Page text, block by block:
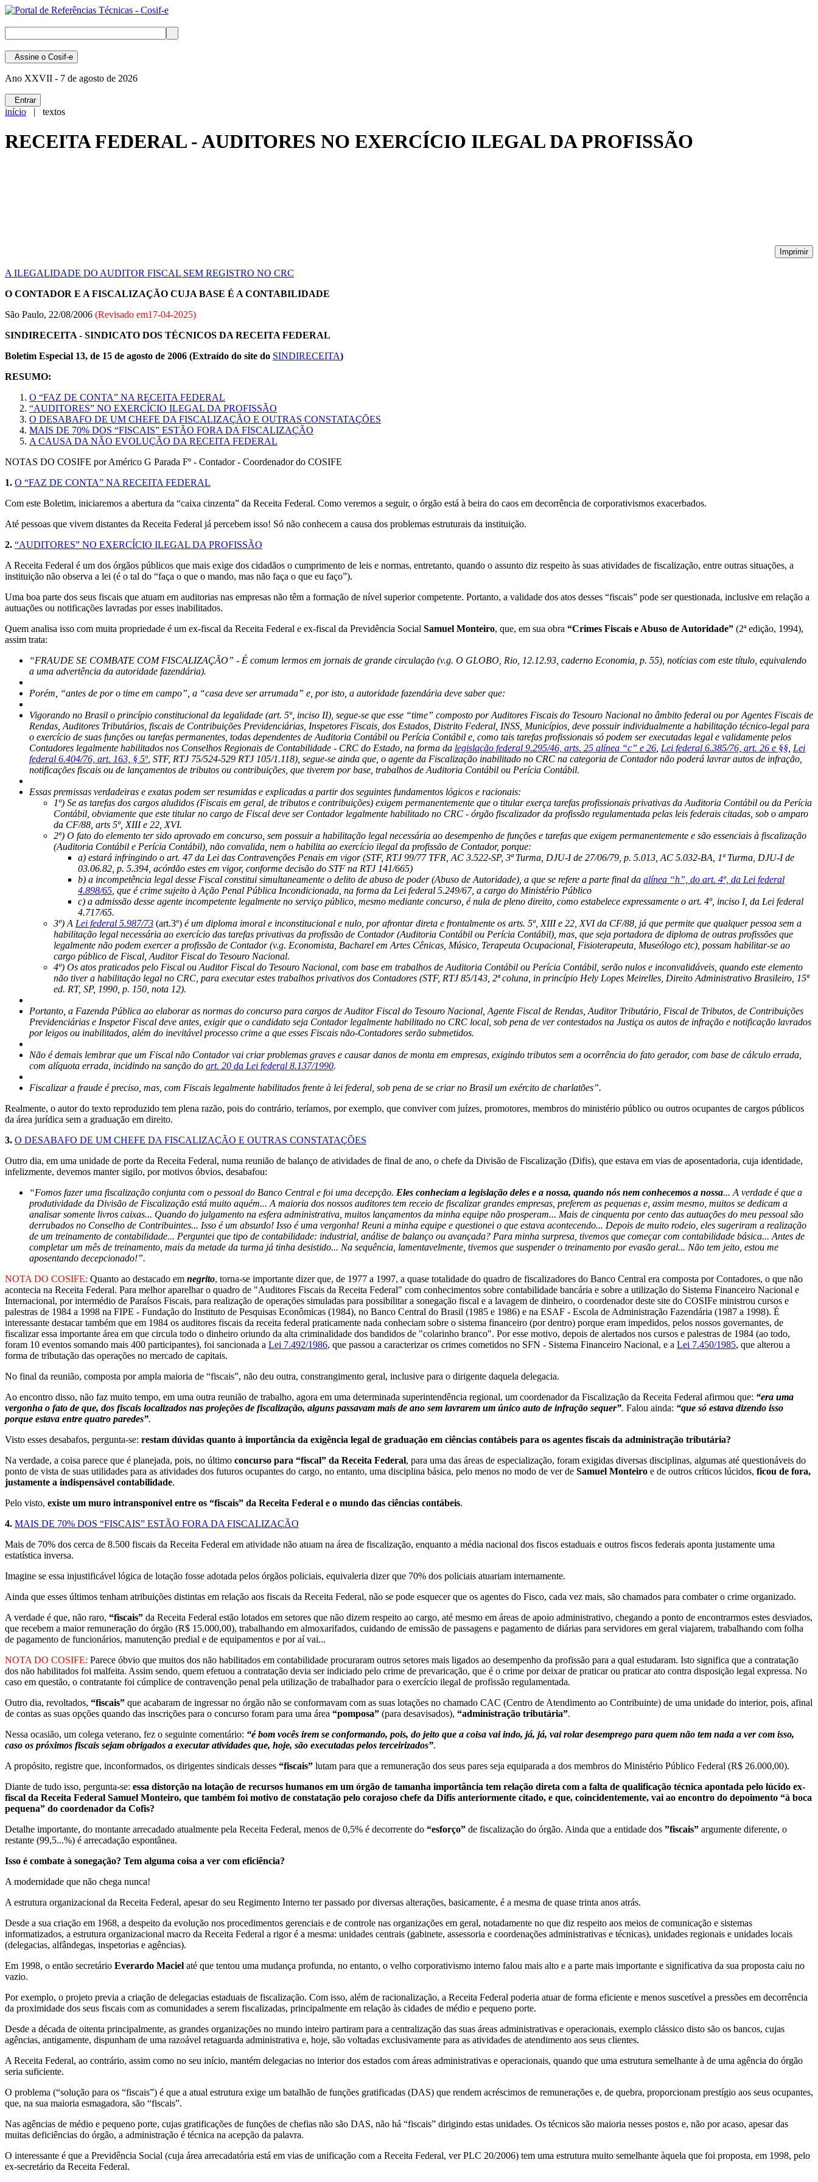
Assine o Cosif-e
Ano XXVII - 7 de agosto de 2026
Entrar
início | textos
RECEITA FEDERAL - AUDITORES NO EXERCÍCIO ILEGAL DA PROFISSÃO
Imprimir
A ILEGALIDADE DO AUDITOR FISCAL SEM REGISTRO NO CRC
O CONTADOR E A FISCALIZAÇÃO CUJA BASE É A CONTABILIDADE
São Paulo, 22/08/2006 (Revisado em17-04-2025)
SINDIRECEITA - SINDICATO DOS TÉCNICOS DA RECEITA FEDERAL
Boletim Especial 13, de 15 de agosto de 2006 (Extraído do site do SINDIRECEITA)
RESUMO:
O “FAZ DE CONTA” NA RECEITA FEDERAL
“AUDITORES” NO EXERCÍCIO ILEGAL DA PROFISSÃO
O DESABAFO DE UM CHEFE DA FISCALIZAÇÃO E OUTRAS CONSTATAÇÕES
MAIS DE 70% DOS “FISCAIS” ESTÃO FORA DA FISCALIZAÇÃO
A CAUSA DA NÃO EVOLUÇÃO DA RECEITA FEDERAL
NOTAS DO COSIFE por Américo G Parada Fº - Contador - Coordenador do COSIFE
1. O “FAZ DE CONTA” NA RECEITA FEDERAL
Com este Boletim, iniciaremos a abertura da “caixa cinzenta” da Receita Federal. Como veremos a seguir, o órgão está à beira do caos em decorrência de corporativismos exacerbados.
Até pessoas que vivem distantes da Receita Federal já percebem isso! Só não conhecem a causa dos problemas estruturais da instituição.
2. “AUDITORES” NO EXERCÍCIO ILEGAL DA PROFISSÃO
A Receita Federal é um dos órgãos públicos que mais exige dos cidadãos o cumprimento de leis e normas, entretanto, quando o assunto diz respeito às suas atividades de fiscalização, entre outras situações, a
instituição não observa a lei (é o tal do “faça o que o mando, mas não faça o que eu faço”).
Uma boa parte dos seus fiscais que atuam em auditorias nas empresas não têm a formação de nível superior competente. Portanto, a validade dos atos desses “fiscais” pode ser questionada, inclusive em relação a
autuações ou notificações lavradas por esses inabilitados.
Quem analisa isso com muita propriedade é um ex-fiscal da Receita Federal e ex-fiscal da Previdência Social Samuel Monteiro, que, em sua obra “Crimes Fiscais e Abuso de Autoridade” (2ª edição, 1994),
assim trata:
“FRAUDE SE COMBATE COM FISCALIZAÇÃO” - É comum lermos em jornais de grande circulação (v.g. O GLOBO, Rio, 12.12.93, caderno Economia, p. 55), notícias com este título, equivalendo
a uma advertência da autoridade fazendária).
Porém, “antes de por o time em campo”, a “casa deve ser arrumada” e, por isto, a autoridade fazendária deve saber que:
Vigorando no Brasil o princípio constitucional da legalidade (art. 5º, inciso II), segue-se que esse “time” composto por Auditores Fiscais do Tesouro Nacional no âmbito federal ou por Agentes Fiscais de
Rendas, Auditores Tributários, fiscais de Contribuições Previdenciárias, Inspetores Fiscais, dos Estados, Distrito Federal, INSS, Municípios, deve possuir individualmente a habilitação técnico-legal para
o exercício de suas funções ou tarefas permanentes, todas dependentes de Auditoria Contábil ou Perícia Contábil e, como tais tarefas profissionais só podem ser executadas legal e validamente pelos
Contadores legalmente habilitados nos Conselhos Regionais de Contabilidade - CRC do Estado, na forma da legislação federal 9.295/46, arts. 25 alínea “c” e 26 Lei federal 6.385/76, art. 26 e §§ Lei
federal 6.404/76, art. 163, § 5º, STF, RTJ 75/524-529 RTJ 105/1.118), segue-se ainda que, o agente da Fiscalização inabilitado no CRC na categoria de Contador não poderá lavrar autos de infração,
notificações fiscais ou de lançamentos de tributos ou contribuições, que tiverem por base, trabalhos de Auditoria Contábil ou Perícia Contábil.
Essas premissas verdadeiras e exatas podem ser resumidas e explicadas a partir dos seguintes fundamentos lógicos e racionais:
1º) Se as tarefas dos cargos aludidos (Fiscais em geral, de tributos e contribuições) exigem permanentemente que o titular exerça tarefas profissionais privativas da Auditoria Contábil ou da Perícia
Contábil, obviamente que este titular no cargo de Fiscal deve ser Contador legalmente habilitado no CRC - órgão fiscalizador da profissão regulamentada pelas leis federais citadas, sob o amparo
da CF/88, arts 5º, XIII e 22, XVI.
2º) O fato do elemento ter sido aprovado em concurso, sem possuir a habilitação legal necessária ao desempenho de funções e tarefas que exigem permanentemente e são essenciais à fiscalização
(Auditoria Contábil e Perícia Contábil), não convalida, nem o habilita ao exercício ilegal da profissão de Contador, porque:
a) estará infringindo o art. 47 da Lei das Contravenções Penais em vigor (STF, RTJ 99/77 TFR, AC 3.522-SP, 3ª Turma, DJU-I de 27/06/79, p. 5.013, AC 5.032-BA, 1ª Turma, DJU-I de
03.06.82, p. 5.394, acórdão estes em vigor, conforme decisão do STF na RTJ 141/665)
b) a incompetência legal desse Fiscal constitui simultaneamente o delito de abuso de poder (Abuso de Autoridade), a que se refere a parte final da alínea “h”, do art. 4º, da Lei federal
4.898/65 , que é crime sujeito à Ação Penal Pública Incondicionada, na forma da Lei federal 5.249/67, a cargo do Ministério Público
c) a admissão desse agente incompetente legalmente no serviço público, mesmo mediante concurso, é nula de pleno direito, como estabelece expressamente o art. 4º, inciso I, da Lei federal
4.717/65.
3º) A Lei federal 5.987/73 (art.3º) é um diploma imoral e inconstitucional e nulo, por afrontar direta e frontalmente os arts. 5º, XIII e 22, XVI da CF/88, já que permite que qualquer pessoa sem a
habilitação legal necessária ao exercício das tarefas privativas da profissão de Contador (Auditoria Contábil ou Perícia Contábil), mas, que seja portadora de diploma de outras profissões que
legalmente não podem exercer a profissão de Contador (v.g. Economista, Bacharel em Artes Cênicas, Músico, Terapeuta Ocupacional, Fisioterapeuta, Museólogo etc), possam habilitar-se ao
cargo público de Fiscal, Auditor Fiscal do Tesouro Nacional.
4º) Os atos praticados pelo Fiscal ou Auditor Fiscal do Tesouro Nacional, com base em trabalhos de Auditoria Contábil ou Perícia Contábil, serão nulos e inconvalidáveis, quando este elemento
não tiver a habilitação legal no CRC, para executar estes trabalhos privativos dos Contadores (STF, RTJ 85/143, 2ª coluna, in princípio Hely Lopes Meirelles, Direito Administrativo Brasileiro, 15ª
ed. RT, SP, 1990, p. 150, nota 12).
Portanto, a Fazenda Pública ao elaborar as normas do concurso para cargos de Auditor Fiscal do Tesouro Nacional, Agente Fiscal de Rendas, Auditor Tributário, Fiscal de Tributos, de Contribuições
Previdenciárias e Inspetor Fiscal deve antes, exigir que o candidato seja Contador legalmente habilitado no CRC local, sob pena de ver contestados na Justiça os autos de infração e notificação lavrados
por leigos ou inabilitados, além do inevitável processo crime a que esses Fiscais não-Contadores serão submetidos.
Não é demais lembrar que um Fiscal não Contador vai criar problemas graves e causar danos de monta em empresas, exigindo tributos sem a ocorrência do fato gerador, com base de cálculo errada,
com alíquota errada, incidindo na sanção do art. 20 da Lei federal 8.137/1990.
Fiscalizar a fraude é preciso, mas, com Fiscais legalmente habilitados frente à lei federal, sob pena de se criar no Brasil um exército de charlatões”.
Realmente, o autor do texto reproduzido tem plena razão, pois do contrário, teríamos, por exemplo, que conviver com juízes, promotores, membros do ministério público ou outros ocupantes de cargos públicos
da área jurídica sem a graduação em direito.
3. O DESABAFO DE UM CHEFE DA FISCALIZAÇÃO E OUTRAS CONSTATAÇÕES
Outro dia, em uma unidade de porte da Receita Federal, numa reunião de balanço de atividades de final de ano, o chefe da Divisão de Fiscalização (Difis), que estava em vias de aposentadoria, cuja identidade,
infelizmente, devemos manter sigilo, por motivos óbvios, desabafou:
“Fomos fazer uma fiscalização conjunta com o pessoal do Banco Central e foi uma decepção. Eles conheciam a legislação deles e a nossa, quando nós nem conhecemos a nossa... A verdade é que a
produtividade da Divisão de Fiscalização está muito aquém... A maioria dos nossos auditores tem receio de fiscalizar grandes empresas, preferem as pequenas e, assim mesmo, muitos se dedicam a
analisar somente livros caixas... Quando do julgamento na esfera administrativa, muitos lançamentos da minha equipe não prosperam... Mais de cinquenta por cento das autuações do meu pessoal são
derrubados no Conselho de Contribuintes... Isso é um absurdo! Isso é uma vergonha! Reuni a minha equipe e questionei o que estava acontecendo... Depois de muito rodeio, eles sugeriram a realização
de um treinamento de contabilidade... Perguntei que tipo de contabilidade: industrial, análise de balanço ou avançada? Para minha surpresa, tivemos que começar com contabilidade básica... Antes de
completar um mês de treinamento, mais da metade da turma já tinha desistido... Na sequência, lamentavelmente, tivemos que suspender o treinamento por evasão geral... Não tem jeito, estou me
aposentando decepcionado!”.
NOTA DO COSIFE: Quanto ao destacado em negrito, torna-se importante dizer que, de 1977 a 1997, a quase totalidade do quadro de fiscalizadores do Banco Central era composta por Contadores, o que não
acontecia na Receita Federal. Para melhor aparelhar o quadro de "Auditores Fiscais da Receita Federal" com conhecimentos sobre contabilidade bancária e sobre a utilização do Sistema Financeiro Nacional e
Internacional, por intermédio de Paraísos Fiscais, para realização de operações simuladas para possibilitar a sonegação fiscal e a lavagem de dinheiro, o coordenador deste site do COSIFe ministrou cursos e
palestras de 1984 a 1998 na FIPE - Fundação do Instituto de Pesquisas Econômicas (1984), no Banco Central do Brasil (1985 e 1986) e na ESAF - Escola de Administração Fazendária (1987 a 1998). É
interessante destacar também que em 1984 os auditores fiscais da receita federal praticamente nada conheciam sobre o sistema financeiro (por dentro) porque eram impedidos, pelos nossos governantes, de
fiscalizar essa importante área em que circula todo o dinheiro oriundo da alta criminalidade dos bandidos de "colarinho branco". Por esse motivo, depois de alertados nos cursos e palestras de 1984 (ao todo,
foram 10 eventos somando mais 400 participantes), foi sancionada a Lei 7.492/1986, que passou a caracterizar os crimes cometidos no SFN - Sistema Financeiro Nacional, e a Lei 7.450/1985, que alterou a
forma de tributação das operações no mercado de capitais.
No final da reunião, composta por ampla maioria de “fiscais”, não deu outra, constrangimento geral, inclusive para o dirigente daquela delegacia.
Ao encontro disso, não faz muito tempo, em uma outra reunião de trabalho, agora em uma determinada superintendência regional, um coordenador da Fiscalização da Receita Federal afirmou que: “era uma
vergonha o fato de que, dos fiscais localizados nas projeções de fiscalização, alguns passavam mais de ano sem lavrarem um único auto de infração sequer”. Falou ainda: “que só estava dizendo isso
porque estava entre quatro paredes”.
Visto esses desabafos, pergunta-se: restam dúvidas quanto à importância da exigência legal de graduação em ciências contábeis para os agentes fiscais da administração tributária?
Na verdade, a coisa parece que é planejada, pois, no último concurso para “fiscal” da Receita Federal, para uma das áreas de especialização, foram exigidas diversas disciplinas, algumas até questionáveis do
ponto de vista de suas utilidades para as atividades dos futuros ocupantes do cargo, no entanto, uma disciplina básica, pelo menos no modo de ver de Samuel Monteiro e de outros críticos lúcidos, ficou de fora,
justamente a indispensável contabilidade.
Pelo visto, existe um muro intransponível entre os “fiscais” da Receita Federal e o mundo das ciências contábeis.
4. MAIS DE 70% DOS “FISCAIS” ESTÃO FORA DA FISCALIZAÇÃO
Mais de 70% dos cerca de 8.500 fiscais da Receita Federal em atividade não atuam na área de fiscalização, enquanto a média nacional dos fiscos estaduais e outros fiscos federais aponta justamente uma
estatística inversa.
Imagine se essa injustificável lógica de lotação fosse adotada pelos órgãos policiais, equivaleria dizer que 70% dos policiais atuariam internamente.
Ainda que esses últimos tenham atribuições distintas em relação aos fiscais da Receita Federal, não se pode esquecer que os agentes do Fisco, cada vez mais, são chamados para combater o crime organizado.
A verdade é que, não raro, “fiscais” da Receita Federal estão lotados em setores que não dizem respeito ao cargo, até mesmo em áreas de apoio administrativo, chegando a ponto de encontrarmos estes desviados,
que recebem a maior remuneração do órgão (R$ 15.000,00), trabalhando em almoxarifados, cuidando de emissão de passagens e pagamento de diárias para servidores em geral viajarem, trabalhando com folha
de pagamento de funcionários, manutenção predial e de equipamentos e por aí vai...
NOTA DO COSIFE: Parece óbvio que muitos dos não habilitados em contabilidade procuraram outros setores mais ligados ao desempenho da profissão para a qual estudaram. Isto significa que a contratação
dos não habilitados foi malfeita. Assim sendo, quem efetuou a contratação devia ser indiciado pelo crime de prevaricação, que é o crime por deixar de praticar ou praticar ato contra disposição legal expressa. No
caso em questão, o contratante foi cúmplice de contravenção penal pela utilização de trabalhador para o exercício ilegal de profissão regulamentada.
Outro dia, revoltados, “fiscais” que acabaram de ingressar no órgão não se conformavam com as suas lotações no chamado CAC (Centro de Atendimento ao Contribuinte) de uma unidade do interior, pois, afinal
de contas as suas opções quando das inscrições para o concurso foram para uma área “pomposa” (para desavisados), “administração tributária”.
Nessa ocasião, um colega veterano, fez o seguinte comentário: “é bom vocês irem se conformando, pois, do jeito que a coisa vai indo, já, já, vai rolar desemprego para quem não tem nada a ver com isso,
caso os próximos fiscais sejam obrigados a executar atividades que, hoje, são executadas pelos terceirizados”.
A propósito, registre que, inconformados, os dirigentes sindicais desses “fiscais” lutam para que a remuneração dos seus pares seja equiparada a dos membros do Ministério Público Federal (R$ 26.000,00).
Diante de tudo isso, pergunta-se: essa distorção na lotação de recursos humanos em um órgão de tamanha importância tem relação direta com a falta de qualificação técnica apontada pelo lúcido ex-
fiscal da Receita Federal Samuel Monteiro, que também foi motivo de constatação pelo corajoso chefe da Difis anteriormente citado, e que, coincidentemente, vai ao encontro do depoimento “à boca
pequena” do coordenador da Cofis?
Detalhe importante, do montante arrecadado atualmente pela Receita Federal, menos de 0,5% é decorrente do “esforço” de fiscalização do órgão. Ainda que a entidade dos ”fiscais” argumente diferente, o
restante (99,5...%) é arrecadação espontânea.
Isso é combate à sonegação? Tem alguma coisa a ver com eficiência?
A modernidade que não chega nunca!
A estrutura organizacional da Receita Federal, apesar do seu Regimento Interno ter passado por diversas alterações, basicamente, é a mesma de quase trinta anos atrás.
Desde a sua criação em 1968, a despeito da evolução nos procedimentos gerenciais e de controle nas organizações em geral, notadamente no que diz respeito aos meios de comunicação e sistemas
informatizados, a estrutura organizacional macro da Receita Federal a rigor é a mesma: unidades centrais (gabinete, assessoria e coordenações administrativas e técnicas), unidades regionais e unidades locais
(delegacias, alfândegas, inspetorias e agências).
Em 1998, o então secretário Everardo Maciel até que tentou uma mudança profunda, no entanto, o velho corporativismo interno falou mais alto e a parte mais importante e significativa da sua proposta caiu no
vazio.
Por exemplo, o projeto previa a criação de delegacias estaduais de fiscalização. Com isso, além de racionalização, a Receita Federal poderia atuar de forma eficiente e menos suscetível a pressões em decorrência
da proximidade dos seus fiscais com as comunidades a serem fiscalizadas, principalmente em relação às cidades de médio e pequeno porte.
Desde a década de oitenta principalmente, as grandes organizações no mundo inteiro partiram para a centralização das suas áreas administrativas e operacionais, exemplo clássico disto são os bancos, cujas
agências, antigamente, dispunham de uma razoável retaguarda administrativa e, hoje, são voltadas exclusivamente para as atividades de atendimento aos seus clientes.
A Receita Federal, ao contrário, assim como no seu início, mantém delegacias no interior dos estados com áreas administrativas e operacionais, quando que uma estrutura semelhante à de uma agência do órgão
seria suficiente.
O problema (“solução para os “fiscais”) é que a atual estrutura exige um batalhão de funções gratificadas (DAS) que rendem acréscimos de remunerações e, de quebra, proporcionam prestígio aos seus ocupantes,
que, na sua maioria esmagadora, são “fiscais”.
Nas agências de médio e pequeno porte, cujas gratificações de funções de chefias não são DAS, não há “fiscais” dirigindo estas unidades. Os técnicos são maioria nesses postos e, não por acaso, apesar das
muitas deficiências do órgão, a administração é técnica na acepção da palavra.
O interessante é que a Previdência Social (cuja área arrecadatória está em vias de unificação com a Receita Federal, ver PLC 20/2006) tem uma estrutura muito semelhante àquela que foi proposta, em 1998, pelo
ex-secretário da Receita Federal.